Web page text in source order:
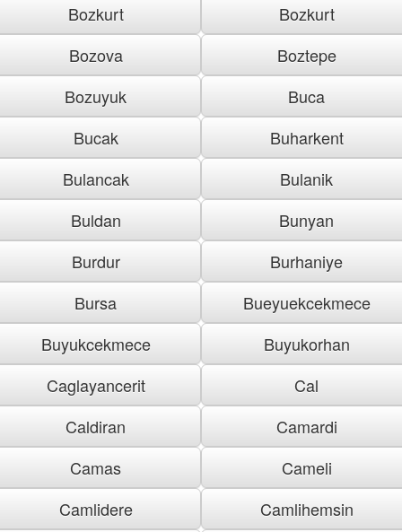
Bozkurt
Bozkurt
Bozova
Boztepe
Bozuyuk
Buca
Bucak
Buharkent
Bulancak
Bulanik
Buldan
Bunyan
Burdur
Burhaniye
Bursa
Bueyuekcekmece
Buyukcekmece
Buyukorhan
Caglayancerit
Cal
Caldiran
Camardi
Camas
Cameli
Camlidere
Camlihemsin